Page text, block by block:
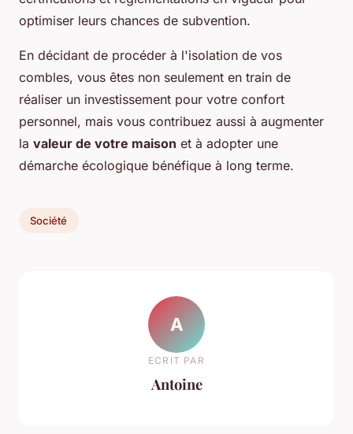
optimiser leurs chances de subvention.
En décidant de procéder à l'isolation de vos
combles, vous êtes non seulement en train de
réaliser un investissement pour votre confort
personnel, mais vous contribuez aussi à augmenter
la valeur de votre maison et à adopter une
démarche écologique bénéfique à long terme.
Société
A
ECRIT PAR
Antoine